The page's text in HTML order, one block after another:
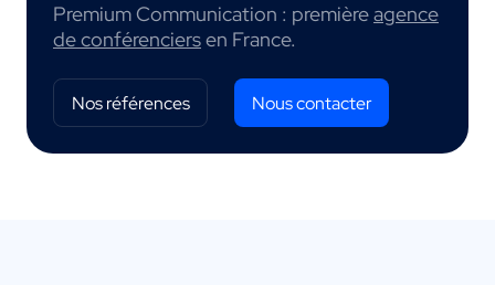
Premium Communication : premièreagence
de conférenciersen France.
Nos références Nous contacter